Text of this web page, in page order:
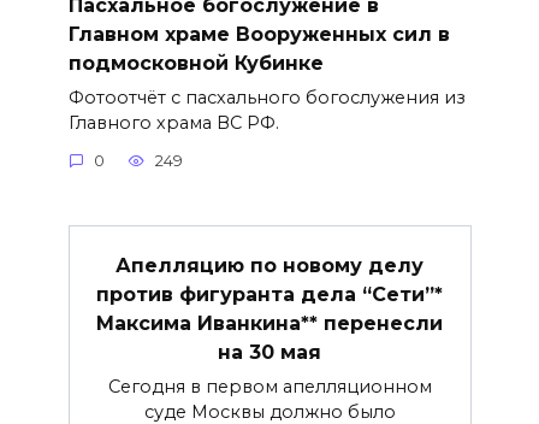
Пасхальное богослужение в
Главном храме Вооруженных сил в
подмосковной Кубинке
Фотоотчёт с пасхального богослужения из
Главного храма ВС РФ.
0 249
Апелляцию по новому делу
против фигуранта дела “Сети”*
Максима Иванкина** перенесли
на 30 мая
Сегодня в первом апелляционном
суде Москвы должно было